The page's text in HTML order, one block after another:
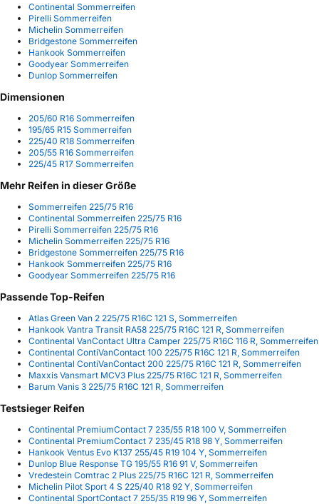
Continental Sommerreifen
Pirelli Sommerreifen
Michelin Sommerreifen
Bridgestone Sommerreifen
Hankook Sommerreifen
Goodyear Sommerreifen
Dunlop Sommerreifen
Dimensionen
205/60 R16 Sommerreifen
195/65 R15 Sommerreifen
225/40 R18 Sommerreifen
205/55 R16 Sommerreifen
225/45 R17 Sommerreifen
Mehr Reifen in dieser Größe
Sommerreifen 225/75 R16
Continental Sommerreifen 225/75 R16
Pirelli Sommerreifen 225/75 R16
Michelin Sommerreifen 225/75 R16
Bridgestone Sommerreifen 225/75 R16
Hankook Sommerreifen 225/75 R16
Goodyear Sommerreifen 225/75 R16
Passende Top-Reifen
Atlas Green Van 2 225/75 R16C 121 S, Sommerreifen
Hankook Vantra Transit RA58 225/75 R16C 121 R, Sommerreifen
Continental VanContact Ultra Camper 225/75 R16C 116 R, Sommerreifen
Continental ContiVanContact 100 225/75 R16C 121 R, Sommerreifen
Continental ContiVanContact 200 225/75 R16C 121 R, Sommerreifen
Maxxis Vansmart MCV3 Plus 225/75 R16C 121 R, Sommerreifen
Barum Vanis 3 225/75 R16C 121 R, Sommerreifen
Testsieger Reifen
Continental PremiumContact 7 235/55 R18 100 V, Sommerreifen
Continental PremiumContact 7 235/45 R18 98 Y, Sommerreifen
Hankook Ventus Evo K137 255/45 R19 104 Y, Sommerreifen
Dunlop Blue Response TG 195/55 R16 91 V, Sommerreifen
Vredestein Comtrac 2 Plus 225/75 R16C 121 R, Sommerreifen
Michelin Pilot Sport 4 S 225/40 R18 92 Y, Sommerreifen
Continental SportContact 7 255/35 R19 96 Y, Sommerreifen